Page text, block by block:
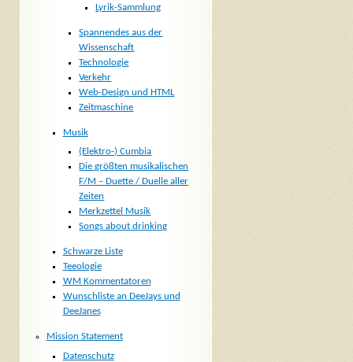
Lyrik-Sammlung
Spannendes aus der
Wissenschaft
Technologie
Verkehr
Web-Design und HTML
Zeitmaschine
Musik
(Elektro-) Cumbia
Die größten musikalischen
F/M – Duette / Duelle aller
Zeiten
Merkzettel Musik
Songs about drinking
Schwarze Liste
Teeologie
WM Kommentatoren
Wunschliste an DeeJays und
DeeJanes
Mission Statement
Datenschutz